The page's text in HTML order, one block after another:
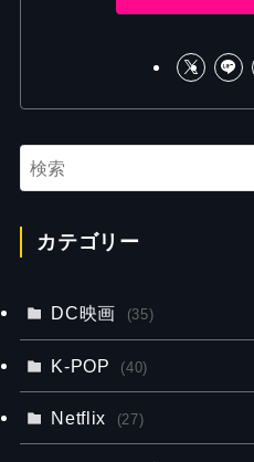
カテゴリー
DC映画 (35)
K-POP (40)
Netflix (27)